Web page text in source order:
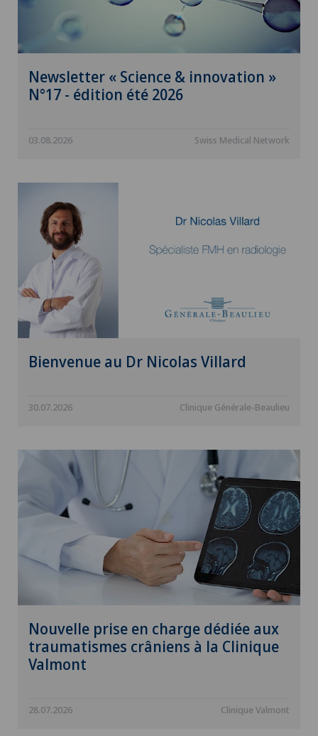
Newsletter « Science & innovation »
N°17 - édition été 2026
03.08.2026 Swiss Medical Network
Bienvenue au Dr Nicolas Villard
30.07.2026 Clinique Générale-Beaulieu
Nouvelle prise en charge dédiée aux
traumatismes crâniens à la Clinique
Valmont
28.07.2026 Clinique Valmont